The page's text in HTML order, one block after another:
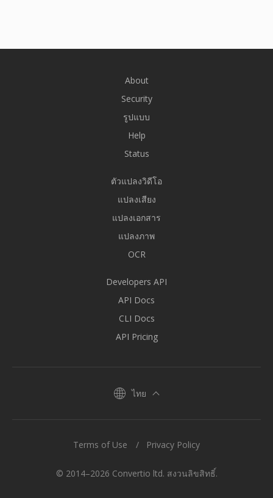
About
Security
รูปแบบ
Help
Status
ตัวแปลงวิดีโอ
แปลงเสียง
แปลงเอกสาร
แปลงภาพ
OCR
Developers API
API Docs
CLI Docs
API Pricing
ไทย
© 2014–2026 Convertio ltd. สงวนลิขสิทธิ์.
Terms of Use Privacy Policy